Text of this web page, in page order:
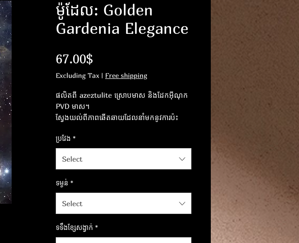
ម៉ូដែល: Golden
Gardenia Elegance
67.00$
Excluding Tax | Free shipping
ផលិតពី azeztulite ស្រោបមាស និងដែកអ៊ីណុក
PVD មាស។
ស្វែងយល់ពីភាពឆើតឆាយដែលនាំមកនូវការប៉ះ
ប្រវែង *
Select
ទម្ងន់ *
Select
ទទឹងខ្សែសង្វាក់ *